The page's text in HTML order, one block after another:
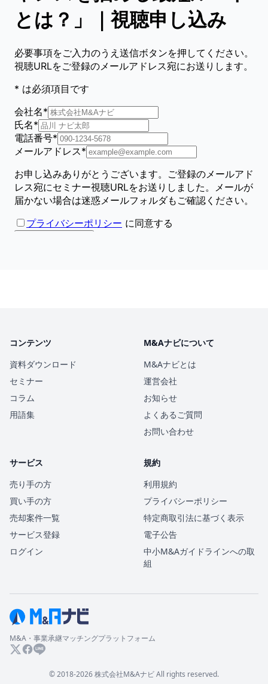
コンテンツ
資料ダウンロード
セミナー
コラム
用語集
M&Aナビについて
M&Aナビとは
運営会社
お知らせ
よくあるご質問
お問い合わせ
サービス
売り手の方
買い手の方
売却案件一覧
サービス登録
ログイン
規約
利用規約
プライバシーポリシー
特定商取引法に基づく表示
電子公告
中小M&Aガイドラインへの取
組
M&A・事業承継マッチングプラットフォーム
© 2018-2026 株式会社M&Aナビ All rights reserved.